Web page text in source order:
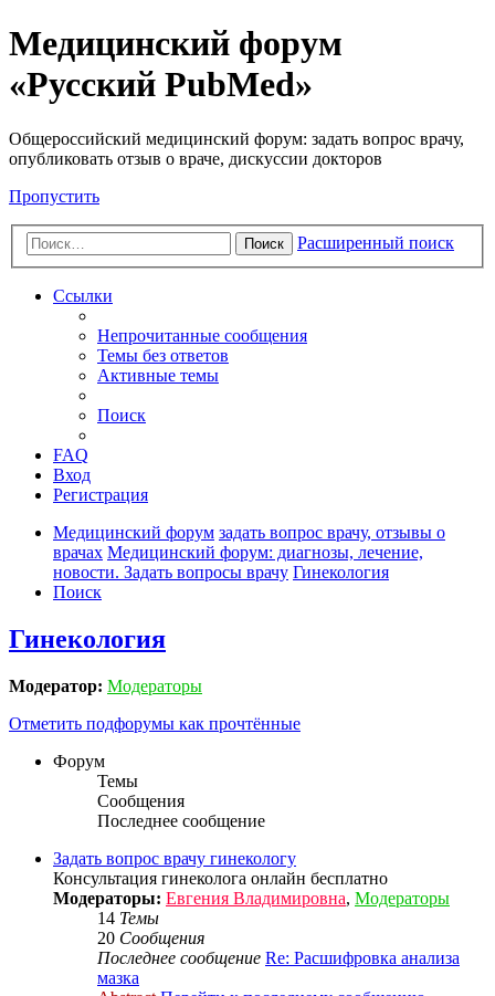
Медицинский форум
«Русский PubMed»
Общероссийский медицинский форум: задать вопрос врачу,
опубликовать отзыв о враче, дискуссии докторов
Пропустить
Поиск Расширенный поиск
Ссылки
Непрочитанные сообщения
Темы без ответов
Активные темы
Поиск
FAQ
Вход
Регистрация
Медицинский форум задать вопрос врачу, отзывы о
врачах Медицинский форум: диагнозы, лечение,
новости. Задать вопросы врачу Гинекология
Поиск
Гинекология
Модератор: Модераторы
Отметить подфорумы как прочтённые
Форум
Темы
Сообщения
Последнее сообщение
Задать вопрос врачу гинекологу
Консультация гинеколога онлайн бесплатно
Модераторы: Евгения Владимировна, Модераторы
14 Темы
20 Сообщения
Последнее сообщение Re: Расшифровка анализа
мазка